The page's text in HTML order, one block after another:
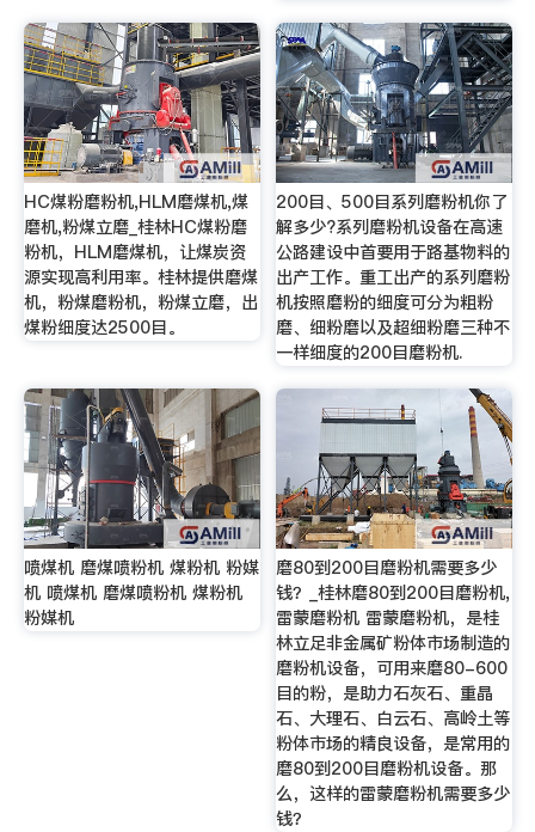
HC煤粉磨粉机,HLM磨煤机,煤
磨机,粉煤立磨_桂林HC煤粉磨
粉机，HLM磨煤机，让煤炭资
源实现高利用率。桂林提供磨煤
机，粉煤磨粉机，粉煤立磨，出
煤粉细度达2500目。
200目、500目系列磨粉机你了
解多少?系列磨粉机设备在高速
公路建设中首要用于路基物料的
出产工作。重工出产的系列磨粉
机按照磨粉的细度可分为粗粉
磨、细粉磨以及超细粉磨三种不
一样细度的200目磨粉机.
喷煤机 磨煤喷粉机 煤粉机 粉媒
机 喷煤机 磨煤喷粉机 煤粉机
粉媒机
磨80到200目磨粉机需要多少
钱？_桂林磨80到200目磨粉机,
雷蒙磨粉机 雷蒙磨粉机，是桂
林立足非金属矿粉体市场制造的
磨粉机设备，可用来磨80-600
目的粉，是助力石灰石、重晶
石、大理石、白云石、高岭土等
粉体市场的精良设备，是常用的
磨80到200目磨粉机设备。那
么，这样的雷蒙磨粉机需要多少
钱？